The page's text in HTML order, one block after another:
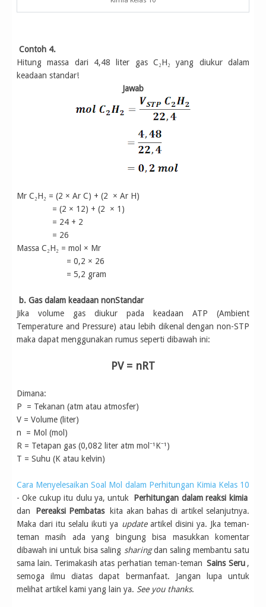
Contoh 4.
Hitung massa dari 4,48 liter gas C₂H₂ yang diukur dalam
keadaan standar!
Jawab
Mr C₂H₂ = (2 × Ar C) + (2 × Ar H)
= (2 × 12) + (2 × 1)
= 24 + 2
= 26
Massa C₂H₂ = mol × Mr
= 0,2 × 26
= 5,2 gram
b. Gas dalam keadaan nonStandar
Jika volume gas diukur pada keadaan ATP (Ambient
Temperature and Pressure) atau lebih dikenal dengan non-STP
maka dapat menggunakan rumus seperti dibawah ini:
PV = nRT
Dimana:
P = Tekanan (atm atau atmosfer)
V = Volume (liter)
n = Mol (mol)
R = Tetapan gas (0,082 liter atm mol⁻¹K⁻¹)
T = Suhu (K atau kelvin)
Cara Menyelesaikan Soal Mol dalam Perhitungan Kimia Kelas 10
- Oke cukup itu dulu ya, untuk
Perhitungan dalam reaksi kimia
dan
Pereaksi Pembatas
kita akan bahas di artikel selanjutnya.
Maka dari itu selalu ikuti ya updateartikel disini ya. Jka teman-
teman masih ada yang bingung bisa masukkan komentar
dibawah ini untuk bisa saling sharingdan saling membantu satu
sama lain. Terimakasih atas perhatian teman-teman Sains Seru ,
semoga ilmu diatas dapat bermanfaat. Jangan lupa untuk
melihat artikel kami yang lain ya. See you thanks.